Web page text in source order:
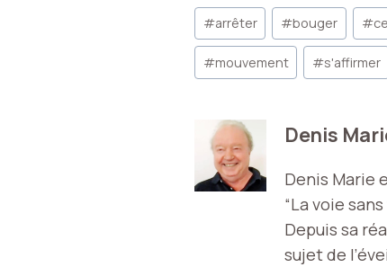
Étiquettes
de
la
#arrêter #bouger #
#mouvement #s'affirmer
Denis
Denis Marie
“La voie
Depuis sa
sujet de